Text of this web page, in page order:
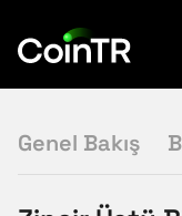
Genel Bakış